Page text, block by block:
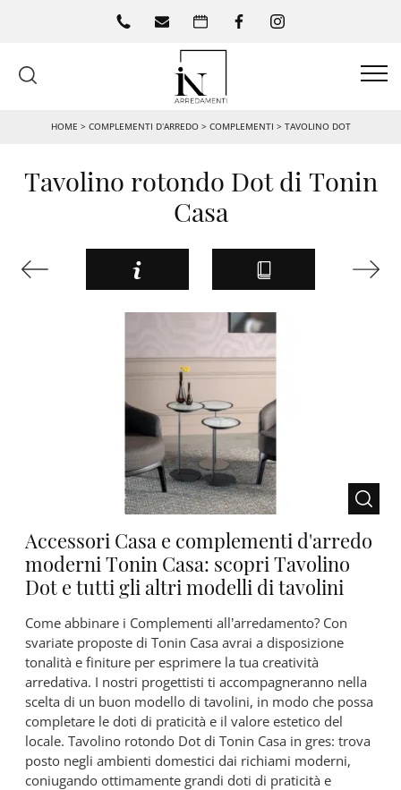
HOME > COMPLEMENTI D’ARREDO> COMPLEMENTI > TAVOLINO DOT
Tavolino rotondo Dot di Tonin
Casa
Accessori Casa e complementi d'arredo
moderni Tonin Casa: scopri Tavolino
Dot e tutti gli altri modelli di tavolini
Come abbinare i Complementi all’arredamento? Con
svariate proposte di Tonin Casa avrai a disposizione
tonalità e finiture per esprimere la tua creatività
arredativa. I nostri progettisti ti accompagneranno nella
scelta di un buon modello di tavolini, in modo che possa
completare le doti di praticità e il valore estetico del
locale. Tavolino rotondo Dot di Tonin Casa in gres: trova
posto negli ambienti domestici dai richiami moderni,
coniugando ottimamente grandi doti di praticità e